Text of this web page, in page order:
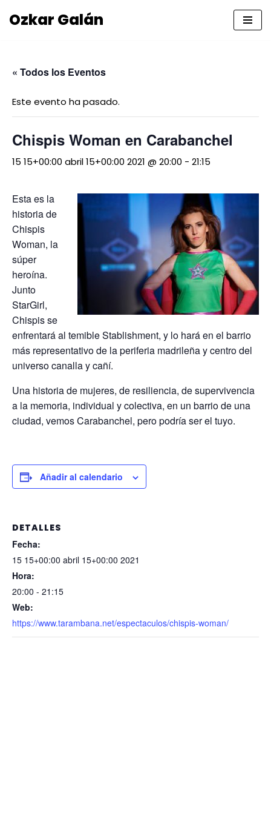
Ozkar Galán
« Todos los Eventos
Este evento ha pasado.
Chispis Woman en Carabanchel
15 15+00:00 abril 15+00:00 2021 @ 20:00 - 21:15
Esta es la
historia de
Chispis
Woman, la
súper
heroína.
Junto
StarGirl,
Chispis se
enfrentará al temible Stablishment, y lo hará en el barrio
más representativo de la periferia madrileña y centro del
universo canalla y cañí.
Una historia de mujeres, de resiliencia, de supervivencia
a la memoria, individual y colectiva, en un barrio de una
ciudad, vemos Carabanchel, pero podría ser el tuyo.
Añadir al calendario
DETALLES
Fecha:
15 15+00:00 abril 15+00:00 2021
Hora:
20:00 - 21:15
Web:
https://www.tarambana.net/espectaculos/chispis-woman/